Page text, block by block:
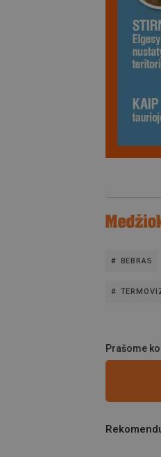
BEBRAS
Prašome